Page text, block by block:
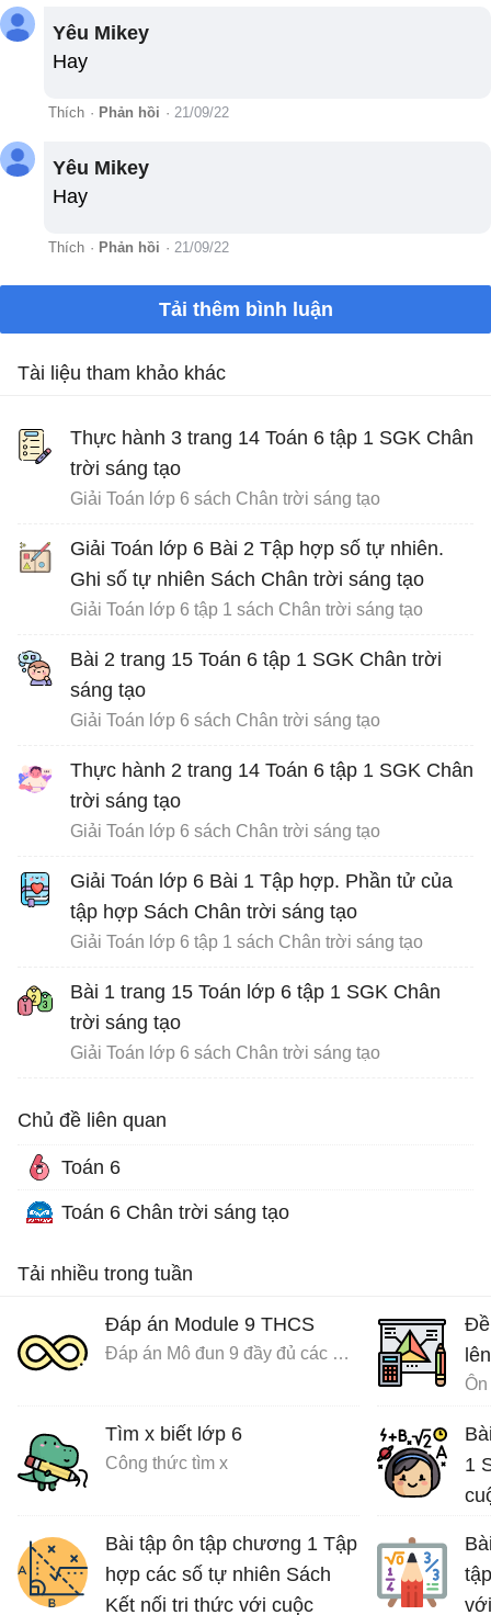
Yêu Mikey
Hay
Thích · Phản hồi · 21/09/22
Yêu Mikey
Hay
Thích · Phản hồi · 21/09/22
Tải thêm bình luận
Tài liệu tham khảo khác
Thực hành 3 trang 14 Toán 6 tập 1 SGK Chân
trời sáng tạo
Giải Toán lớp 6 sách Chân trời sáng tạo
Giải Toán lớp 6 Bài 2 Tập hợp số tự nhiên.
Ghi số tự nhiên Sách Chân trời sáng tạo
Giải Toán lớp 6 tập 1 sách Chân trời sáng tạo
Bài 2 trang 15 Toán 6 tập 1 SGK Chân trời
sáng tạo
Giải Toán lớp 6 sách Chân trời sáng tạo
Thực hành 2 trang 14 Toán 6 tập 1 SGK Chân
trời sáng tạo
Giải Toán lớp 6 sách Chân trời sáng tạo
Giải Toán lớp 6 Bài 1 Tập hợp. Phần tử của
tập hợp Sách Chân trời sáng tạo
Giải Toán lớp 6 tập 1 sách Chân trời sáng tạo
Bài 1 trang 15 Toán lớp 6 tập 1 SGK Chân
trời sáng tạo
Giải Toán lớp 6 sách Chân trời sáng tạo
Chủ đề liên quan
Toán 6
Toán 6 Chân trời sáng tạo
Tải nhiều trong tuần
Đáp án Module 9 THCS
Đáp án Mô đun 9 đầy đủ các môn
Tìm x biết lớp 6
Công thức tìm x
Bài tập ôn tập chương 1 Tập
hợp các số tự nhiên Sách
Kết nối tri thức với cuộc
Đề
1